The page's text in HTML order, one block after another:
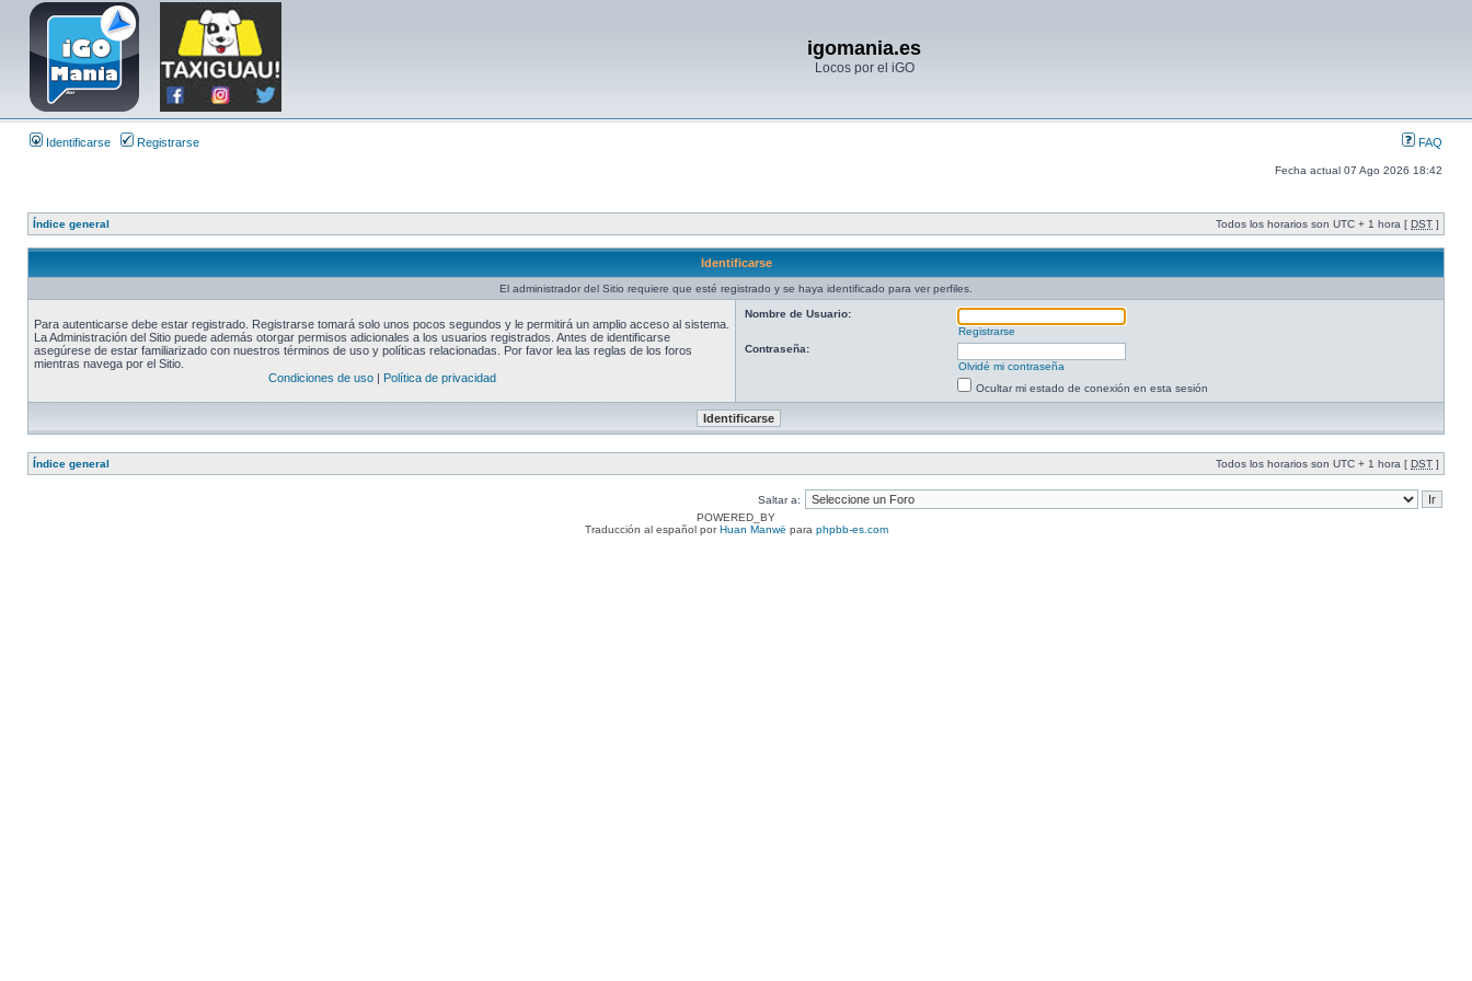
igomania.es
Locos por el iGO
Identificarse Registrarse FAQ
Fecha actual 07 Ago 2026 18:42
Índice general Todos los horarios son UTC + 1 hora [ DST ]
Identificarse
El administrador del Sitio requiere que esté registrado y se haya identificado para ver perfiles.
Para autenticarse debe estar registrado. Registrarse tomará solo unos pocos segundos y le permitirá un amplio acceso al sistema.
La Administración del Sitio puede además otorgar permisos adicionales a los usuarios registrados. Antes de identificarse
asegúrese de estar familiarizado con nuestros términos de uso y políticas relacionadas. Por favor lea las reglas de los foros
mientras navega por el Sitio.
Condiciones de uso| Política de privacidad
Nombre de Usuario:
Registrarse
Contraseña:
Olvidé mi contraseña
Ocultar mi estado de conexión en esta sesión
Índice general Todos los horarios son UTC + 1 hora [ DST ]
Saltar a:
POWERED_BY
Traducción al español porHuan Manwë para phpbb-es.com